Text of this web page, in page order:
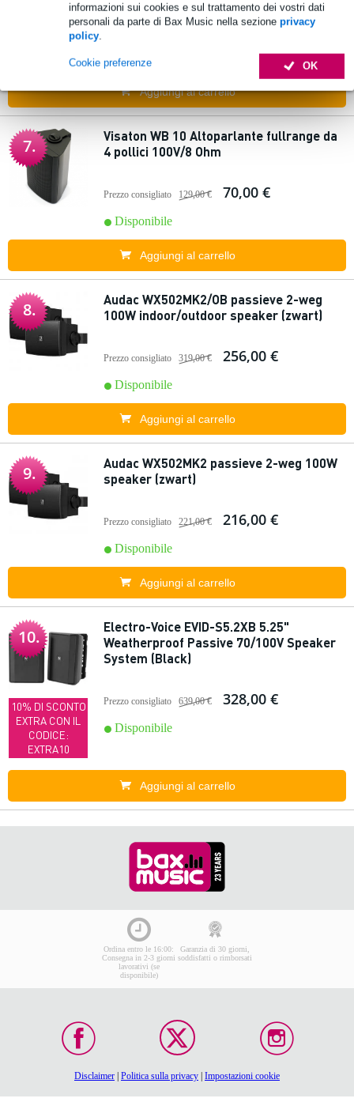
informazioni sui cookies e sul trattamento dei vostri dati
personali da parte di Bax Music nella sezione privacy
policy.
OK
Cookie preferenze
Prezzo consigliato 139,00 €
Disponibile
Aggiungi al carrello
7.
Visaton WB 10 Altoparlante fullrange da
4 pollici 100V/8 Ohm
Prezzo consigliato 129,00 € 70,00 €
Disponibile
Aggiungi al carrello
8.
Audac WX502MK2/OB passieve 2-weg
100W indoor/outdoor speaker (zwart)
Prezzo consigliato 319,00 € 256,00 €
Disponibile
Aggiungi al carrello
9.
Audac WX502MK2 passieve 2-weg 100W
speaker (zwart)
Prezzo consigliato 221,00 € 216,00 €
Disponibile
Aggiungi al carrello
10.
10% DI SCONTO
EXTRA CON IL
CODICE:
EXTRA10
Electro-Voice EVID-S5.2XB 5.25"
Weatherproof Passive 70/100V Speaker
System (Black)
Prezzo consigliato 639,00 € 328,00 €
Disponibile
Aggiungi al carrello
Ordina entro le 16:00:
Consegna in 2-3 giorni
lavorativi (se
disponibile)
Garanzia di 30 giorni,
soddisfatti o rimborsati
Disclaimer Politica sulla privacy Impostazioni cookie